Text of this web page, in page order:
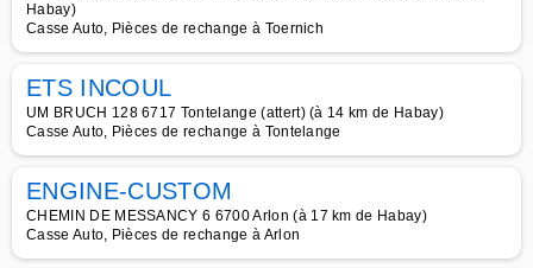
Habay)
Casse Auto, Pièces de rechange à Toernich
ETS INCOUL
UM BRUCH 128 6717 Tontelange (attert) (à 14 km de Habay)
Casse Auto, Pièces de rechange à Tontelange
ENGINE-CUSTOM
CHEMIN DE MESSANCY 6 6700 Arlon (à 17 km de Habay)
Casse Auto, Pièces de rechange à Arlon